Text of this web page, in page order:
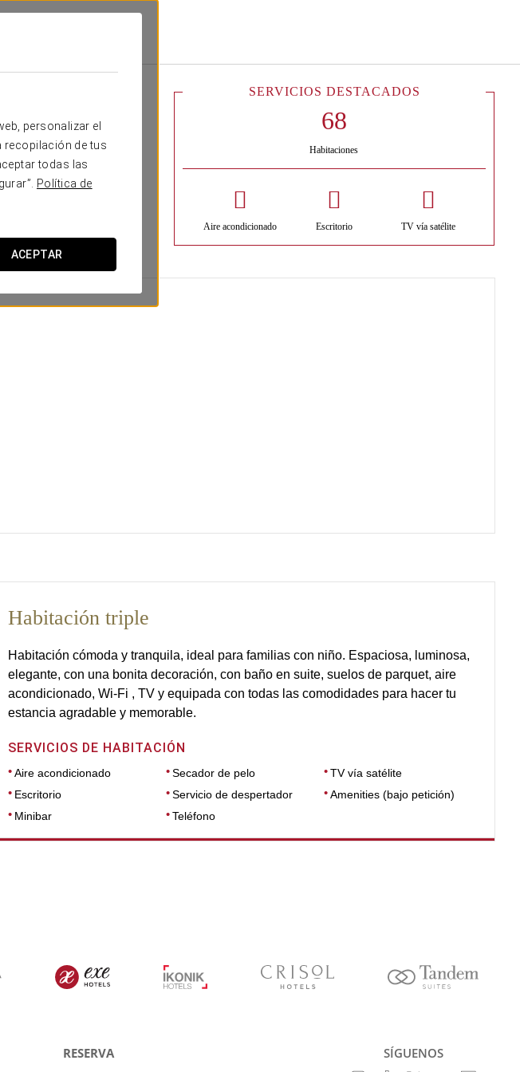
personalizar el
recopilación de tus
todas las
Política de
ACEPTAR
natural
tradición y la
SERVICIOS DESTACADOS
Habitaciones
Aire acondicionado Escritorio TV vía satélite
DIMENSIONES 19
Habitación triple
Habitación cómoda y tranquila, ideal para familias con niño. Espaciosa, luminosa,
elegante, con una bonita decoración, con baño en suite, suelos de parquet, aire
acondicionado, Wi-Fi , TV y equipada con todas las comodidades para hacer tu
estancia agradable y memorable.
SERVICIOS DE HABITACIÓN
Aire acondicionado
Escritorio
Minibar
Secador de pelo
Servicio de despertador
Teléfono
TV vía satélite
Amenities (bajo petición)
RESERVA
SÍGUENOS